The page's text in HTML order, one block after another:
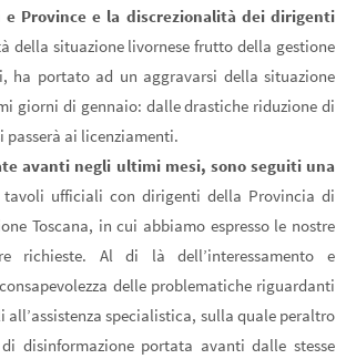
e Province e la discrezionalità dei dirigenti
della situazione livornese frutto della gestione
ha portato ad un aggravarsi della situazione
giorni di gennaio: dalle drastiche riduzione di
passerà ai licenziamenti.
avanti negli ultimi mesi, sono seguiti una
tavoli ufficiali con dirigenti della Provincia di
Toscana, in cui abbiamo espresso le nostre
richieste. Al di là dell’interessamento e
delle problematiche riguardanti
all’assistenza specialistica, sulla quale peraltro
disinformazione portata avanti dalle stesse